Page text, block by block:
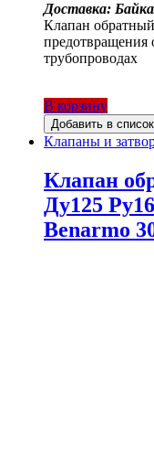
Доставка:
Клапан
предотвращения
трубопроводах
В корзину
Добавить в
Клапаны и
Клапан
Ду125
Benarmo